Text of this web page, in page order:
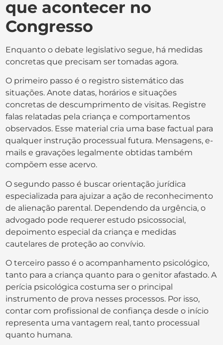
que acontecer no
Congresso
Enquanto o debate legislativo segue, há medidas
concretas que precisam ser tomadas agora.
O primeiro passo é o registro sistemático das
situações. Anote datas, horários e situações
concretas de descumprimento de visitas. Registre
falas relatadas pela criança e comportamentos
observados. Esse material cria uma base factual para
qualquer instrução processual futura. Mensagens, e-
mails e gravações legalmente obtidas também
compõem esse acervo.
O segundo passo é buscar orientação jurídica
especializada para ajuizar a ação de reconhecimento
de alienação parental. Dependendo da urgência, o
advogado pode requerer estudo psicossocial,
depoimento especial da criança e medidas
cautelares de proteção ao convívio.
O terceiro passo é o acompanhamento psicológico,
tanto para a criança quanto para o genitor afastado. A
perícia psicológica costuma ser o principal
instrumento de prova nesses processos. Por isso,
contar com profissional de confiança desde o início
representa uma vantagem real, tanto processual
quanto humana.